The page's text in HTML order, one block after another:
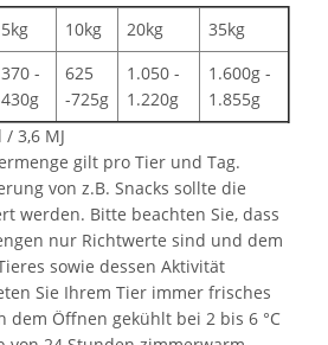
5kg 10kg 20kg 35kg
370 -
430g
625
-725g
1.050 -
1.220g
1.600g -
1.855g
3,6 MJ
gilt pro Tier und Tag.
von z.B. Snacks sollte die
werden. Bitte beachten Sie, dass
nur Richtwerte sind und dem
sowie dessen Aktivität
Sie Ihrem Tier immer frisches
dem Öffnen gekühlt bei 2 bis 6 °C